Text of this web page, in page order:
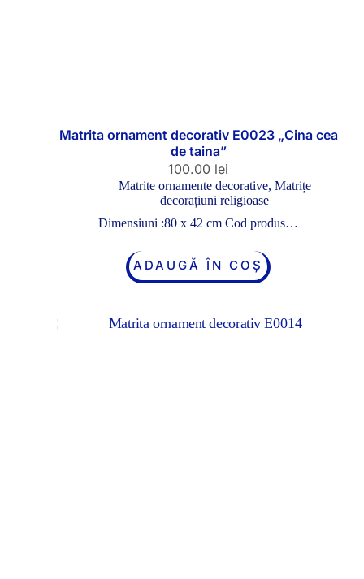
Matrita ornament decorativ E0023 „Cina cea
de taina”
100.00 lei
Matrite ornamente decorative, Matrițe
decorațiuni religioase
Dimensiuni :80 x 42 cm Cod produs…
ADAUGĂ ÎN COȘ